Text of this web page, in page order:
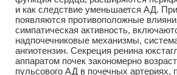
и как следствие уменьшается АД.
появляются противоположные
симпатическая активность,
надпочечниковые механизмы,
ангиотензин. Секреция ренина
аппаратом почек закономерно
пульсового АД в почечных артериях,